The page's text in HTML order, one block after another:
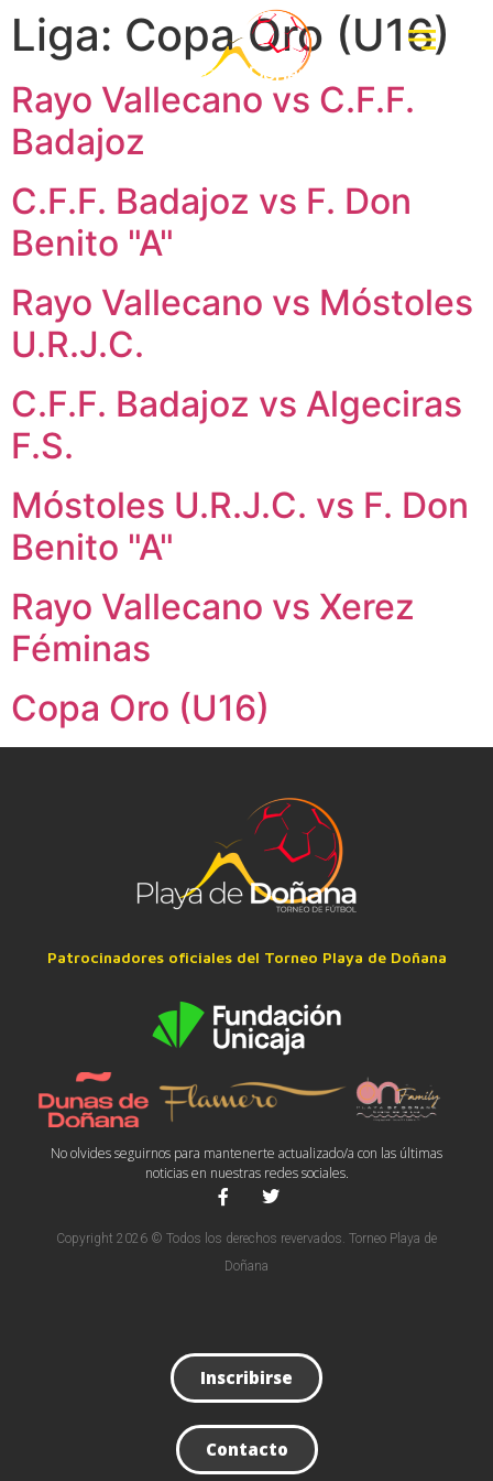
Liga: Copa Oro (U16)
Rayo Vallecano vs C.F.F.
Badajoz
C.F.F. Badajoz vs F. Don
Benito "A"
Rayo Vallecano vs Móstoles
U.R.J.C.
C.F.F. Badajoz vs Algeciras
F.S.
Móstoles U.R.J.C. vs F. Don
Benito "A"
Rayo Vallecano vs Xerez
Féminas
Copa Oro (U16)
Patrocinadores oficiales del Torneo Playa de Doñana
No olvides seguirnos para mantenerte actualizado/a con las últimas
noticias en nuestras redes sociales.
Copyright 2026 © Todos los derechos revervados. Torneo Playa de
Doñana
Inscribirse
Contacto